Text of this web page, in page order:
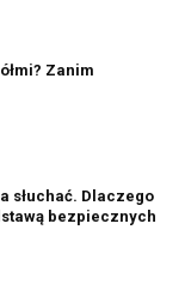
Zanim
słuchać. Dlaczego
bezpiecznych